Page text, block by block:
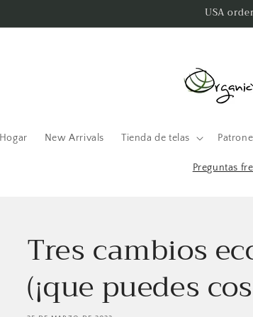
USA
Hogar New Arrivals Tienda de telas
Preguntas
Tres cambios
(¡que puedes